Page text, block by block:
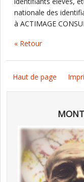
nationale des
à ACTIMAGE
« Retour
Haut de page